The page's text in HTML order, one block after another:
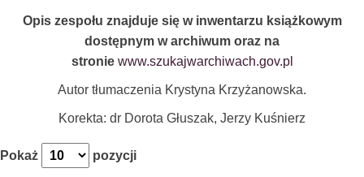
Opis zespołu znajduje się w inwentarzu książkowym
dostępnym w archiwum oraz na
stronie www.szukajwarchiwach.gov.pl
Autor tłumaczenia Krystyna Krzyżanowska.
Korekta: dr Dorota Głuszak, Jerzy Kuśnierz
Pokaż pozycji